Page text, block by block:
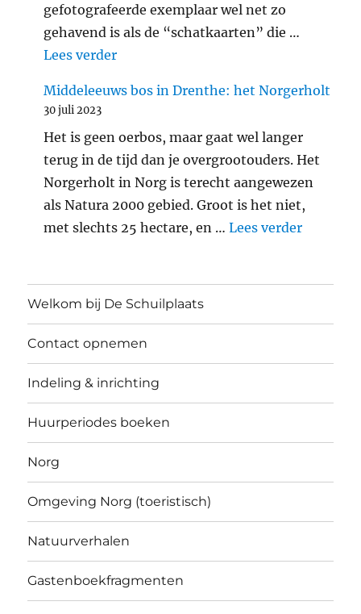
gefotografeerde exemplaar wel net zo
gehavend is als de “schatkaarten” die …
Lees verder"Araschnia levana: landkaartje"
Middeleeuws bos in Drenthe: het Norgerholt
30 juli 2023
Het is geen oerbos, maar gaat wel langer
terug in de tijd dan je overgrootouders. Het
Norgerholt in Norg is terecht aangewezen
als Natura 2000 gebied. Groot is het niet,
met slechts 25 hectare, en …Lees verder
Welkom bij De Schuilplaats
Contact opnemen
Indeling & inrichting
Huurperiodes boeken
Norg
Omgeving Norg (toeristisch)
Natuurverhalen
Gastenboekfragmenten